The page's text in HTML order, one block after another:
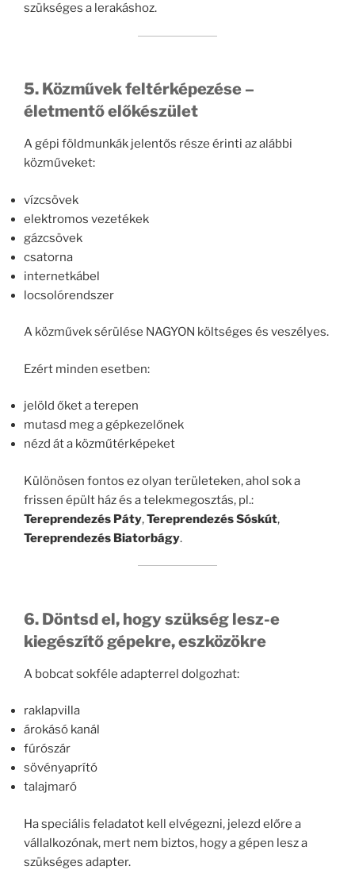
szükséges a lerakáshoz.
5. Közművek feltérképezése –
életmentő előkészület
A gépi földmunkák jelentős része érinti az alábbi
közműveket:
vízcsövek
elektromos vezetékek
gázcsövek
csatorna
internetkábel
locsolórendszer
A közművek sérülése NAGYON költséges és veszélyes.
Ezért minden esetben:
jelöld őket a terepen
mutasd meg a gépkezelőnek
nézd át a közműtérképeket
Különösen fontos ez olyan területeken, ahol sok a
frissen épült ház és a telekmegosztás, pl.:
Tereprendezés Páty,Tereprendezés Sóskút,
Tereprendezés Biatorbágy.
6. Döntsd el, hogy szükség lesz-e
kiegészítő gépekre, eszközökre
A bobcat sokféle adapterrel dolgozhat:
raklapvilla
árokásó kanál
fúrószár
sövényaprító
talajmaró
Ha speciális feladatot kell elvégezni, jelezd előre a
vállalkozónak, mert nem biztos, hogy a gépen lesz a
szükséges adapter.